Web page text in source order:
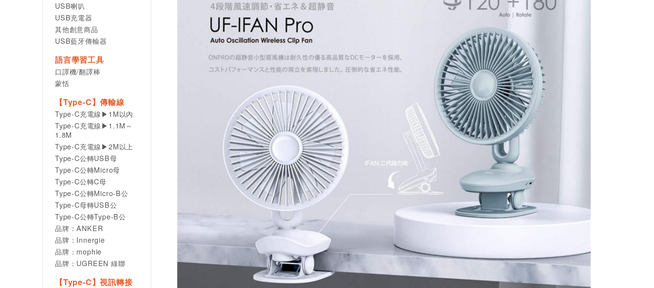
USB喇叭
USB充電器
其他創意商品
USB藍牙傳輸器
語言學習工具
口譯機/翻譯棒
蒙恬
【Type-C】傳輸線
Type-C充電線▶1M以內
Type-C充電線▶1.1M～
1.8M
Type-C充電線▶2M以上
Type-C公轉USB母
Type-C公轉Micro母
Type-C公轉C母
Type-C公轉Micro-B公
Type-C母轉USB公
Type-C公轉Type-B公
品牌：ANKER
品牌：Innergie
品牌：mophie
品牌：UGREEN 綠聯
【Type-C】視訊轉接